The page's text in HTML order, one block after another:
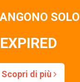
SOLO
EXPIRED
Scopri di più